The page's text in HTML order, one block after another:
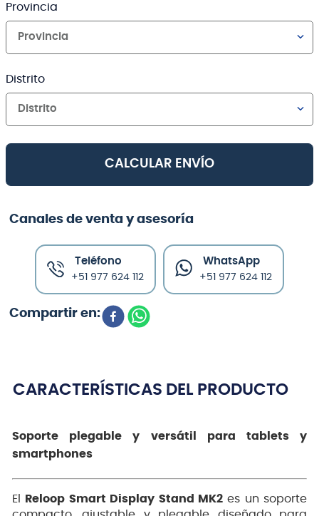
Provincia
Provincia
Distrito
Distrito
CALCULAR ENVÍO
Canales de venta y asesoría
Teléfono
+51 977 624 112
WhatsApp
+51 977 624 112
CARACTERÍSTICAS DEL PRODUCTO
Soporte plegable y versátil para tablets y
smartphones
El Reloop Smart Display Stand MK2es un soporte